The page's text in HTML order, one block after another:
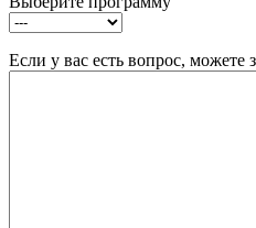
Если у вас есть вопрос, можете